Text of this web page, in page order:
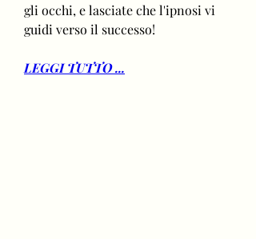
gli occhi, e lasciate che l'ipnosi vi
guidi verso il successo!
LEGGI TUTTO ...